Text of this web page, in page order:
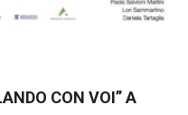
CON VOI” A